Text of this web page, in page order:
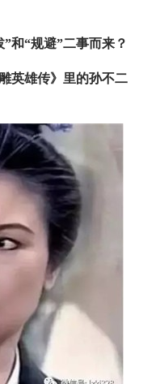
和“规避”二事而来？
英雄传》里的孙不二